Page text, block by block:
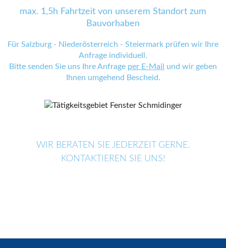
max. 1,5h Fahrtzeit von unserem Standort zum
Bauvorhaben
Für Salzburg - Niederösterreich - Steiermark prüfen wir Ihre
Anfrage individuell.
Bitte senden Sie uns Ihre Anfrage per E-Mail
und wir geben
Ihnen umgehend Bescheid.
WIR BERATEN SIE JEDERZEIT GERNE.
KONTAKTIEREN SIE UNS!